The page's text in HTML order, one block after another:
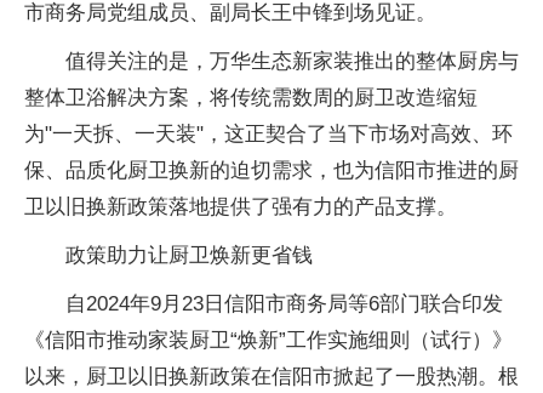
市商务局党组成员、副 局长王中锋到场见证。
值得关注的是，万华生态新家装推出的整体厨房与
整体卫浴解决方案，将传统需数周的厨卫改造缩短
为"一天拆、一天装"，这正契合了当下市场对高效、环
保、品质化厨卫换新的迫切需求，也为信阳市推进的厨
卫以旧换新政策落地提供了强有力的产品支撑。
政策助力让厨卫焕新更省钱
自2024年9月23日 信阳市商务局等6部门联合印发
《信阳市推动家装厨卫“焕新”工作实施细则（试行）》
以来，厨卫以旧换新政策在信阳市掀起了一股热潮。根